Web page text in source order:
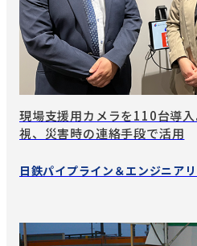
現場支援用カメラを110台導
視、災害時の連絡手段で活用
日鉄パイプライン＆エンジニア